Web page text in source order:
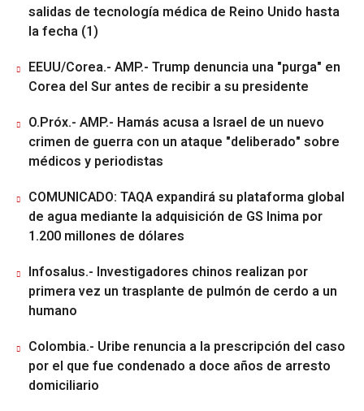
salidas de tecnología médica de Reino Unido hasta
la fecha (1)
EEUU/Corea.- AMP.- Trump denuncia una "purga" en
Corea del Sur antes de recibir a su presidente
O.Próx.- AMP.- Hamás acusa a Israel de un nuevo
crimen de guerra con un ataque "deliberado" sobre
médicos y periodistas
COMUNICADO: TAQA expandirá su plataforma global
de agua mediante la adquisición de GS Inima por
1.200 millones de dólares
Infosalus.- Investigadores chinos realizan por
primera vez un trasplante de pulmón de cerdo a un
humano
Colombia.- Uribe renuncia a la prescripción del caso
por el que fue condenado a doce años de arresto
domiciliario